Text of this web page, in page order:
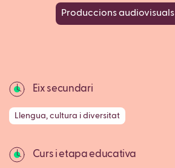
Produccions audiovisuals
Eix secundari
Llengua, cultura i diversitat
Curs i etapa educativa